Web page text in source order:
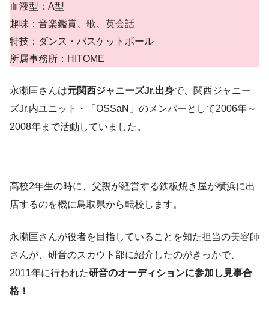
血液型：A型
趣味：音楽鑑賞、歌、英会話
特技：ダンス・バスケットボール
所属事務所：HITOME
永瀬匡さんは元関西ジャニーズJr.出身で、関西ジャニー
ズJr.内ユニット・「OSSaN」のメンバーとして2006年～
2008年まで活動していました。
高校2年生の時に、父親が経営する鉄板焼き屋が横浜に出
店するのを機に鳥取県から転校します。
永瀬匡さんが役者を目指していることを知た担当の美容師
さんが、研音のスカウト部に紹介したのがきっかで、
2011年に行われた研音のオーディションに参加 し 見事合
格！